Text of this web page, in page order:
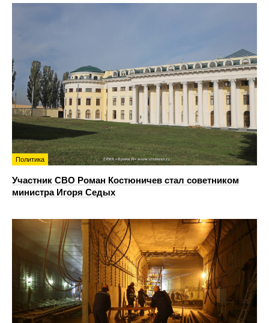
Политика
Участник СВО Роман Костюничев стал советником
министра Игоря Седых